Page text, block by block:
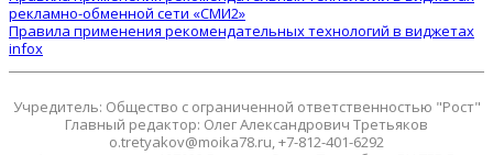
рекламно-обменной сети «СМИ2»
Правила применения рекомендательных технологий в виджетах
infox
Учредитель: Общество с ограниченной ответственностью "Рост"
Главный редактор: Олег Александрович Третьяков
o.tretyakov@moika78.ru, +7-812-401-6292